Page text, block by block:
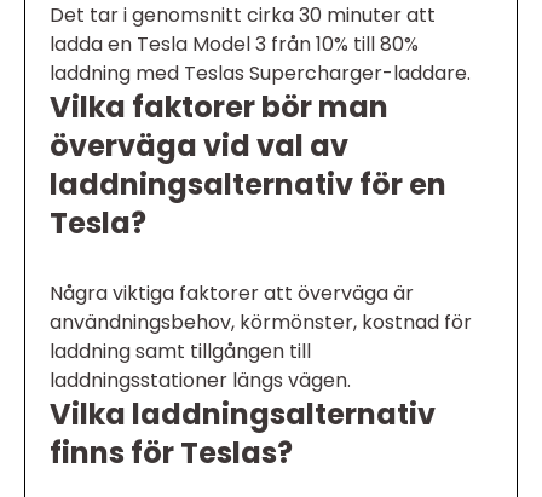
Det tar i genomsnitt cirka 30 minuter att
ladda en Tesla Model 3 från 10% till 80%
laddning med Teslas Supercharger-laddare.
Vilka faktorer bör man
överväga vid val av
laddningsalternativ för en
Tesla?
Några viktiga faktorer att överväga är
användningsbehov, körmönster, kostnad för
laddning samt tillgången till
laddningsstationer längs vägen.
Vilka laddningsalternativ
finns för Teslas?